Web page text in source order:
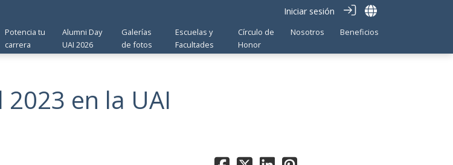
Iniciar sesión
Potencia tu
carrera
Alumni Day
UAI 2026
Galerías
de fotos
Escuelas y
Facultades
Círculo de
Honor
Nosotros Beneficios
en la UAI